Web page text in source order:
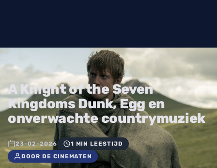
A Knight of the Seven
Kingdoms Dunk, Egg en
onverwachte countrymuziek
23-02-2026
1 MIN LEESTIJD
DOOR DE CINEMATEN